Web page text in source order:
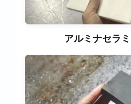
アルミナセラ